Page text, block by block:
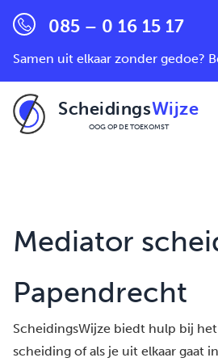
085 – 0 16 15 17
Samen uit elkaar zonder gedoe?
ScheidingsWijze
OOG OP DE TOEKOMST
Mediator
Papendrecht
ScheidingsWijze biedt hulp bij
scheiding of als je uit elkaar gaat